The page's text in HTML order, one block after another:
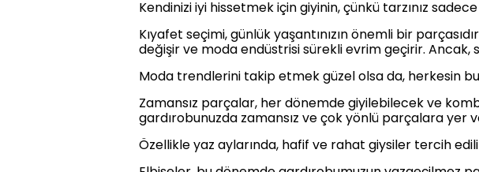
Kendinizi iyi hissetmek için giyinin, çünkü tarzınız
Kıyafet seçimi, günlük yaşantınızın önemli bir
değişir ve moda endüstrisi sürekli evrim geçirir. Ancak,
Moda trendlerini takip etmek güzel olsa da, herkesin
Zamansız parçalar, her dönemde giyilebilecek ve
gardırobunuzda zamansız ve çok yönlü parçalara yer
Özellikle yaz aylarında, hafif ve rahat giysiler tercih